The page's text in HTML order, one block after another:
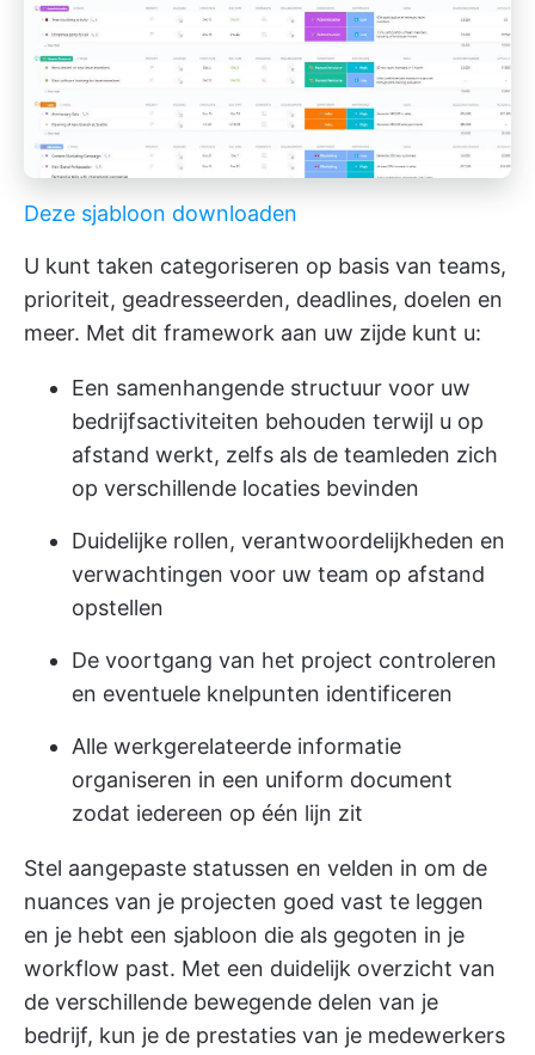
Deze sjabloon downloaden
U kunt taken categoriseren op basis van teams,
prioriteit, geadresseerden, deadlines, doelen en
meer. Met dit framework aan uw zijde kunt u:
Een samenhangende structuur voor uw
bedrijfsactiviteiten behouden terwijl u op
afstand werkt, zelfs als de teamleden zich
op verschillende locaties bevinden
Duidelijke rollen, verantwoordelijkheden en
verwachtingen voor uw team op afstand
opstellen
De voortgang van het project controleren
en eventuele knelpunten identificeren
Alle werkgerelateerde informatie
organiseren in een uniform document
zodat iedereen op één lijn zit
Stel aangepaste statussen en velden in om de
nuances van je projecten goed vast te leggen
en je hebt een sjabloon die als gegoten in je
workflow past. Met een duidelijk overzicht van
de verschillende bewegende delen van je
bedrijf, kun je de prestaties van je medewerkers